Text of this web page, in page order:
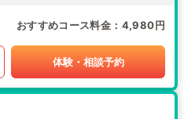
おすすめコース料金 4,980円
体験・相談予約